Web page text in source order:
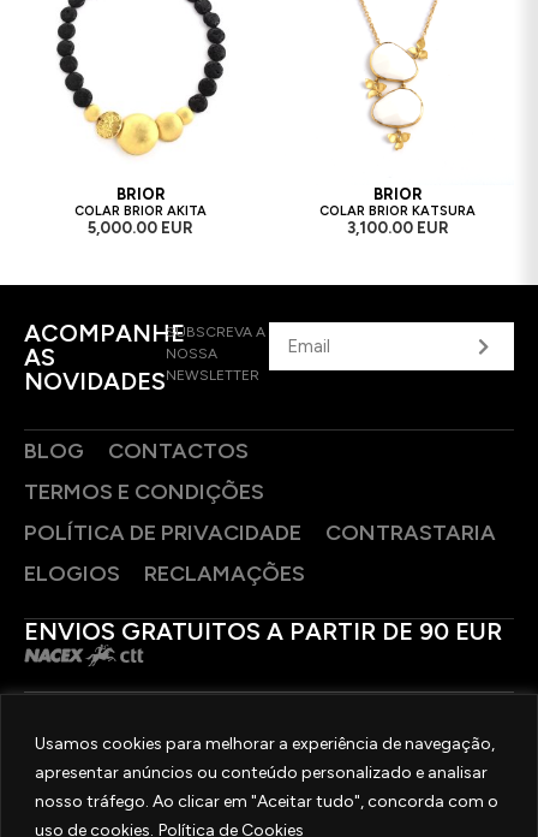
Usamos cookies para melhorar a experiência de navegação,
apresentar anúncios ou conteúdo personalizado e analisar
nosso tráfego. Ao clicar em "Aceitar tudo", concorda com o
uso de cookies. Política de Cookies
BRIOR
COLAR BRIOR AKITA
5,000.00 EUR
BRIOR
COLAR BRIOR KATSURA
3,100.00 EUR
ACOMPANHE
AS
NOVIDADES
SUBSCREVA A
NOSSA
NEWSLETTER
BLOG
CONTACTOS
TERMOS E CONDIÇÕES
POLÍTICA DE PRIVACIDADE
CONTRASTARIA
ELOGIOS
RECLAMAÇÕES
ENVIOS GRATUITOS A PARTIR DE 90 EUR
SIGA-NOS
2025 © OURIVESARIA FRADIZELA